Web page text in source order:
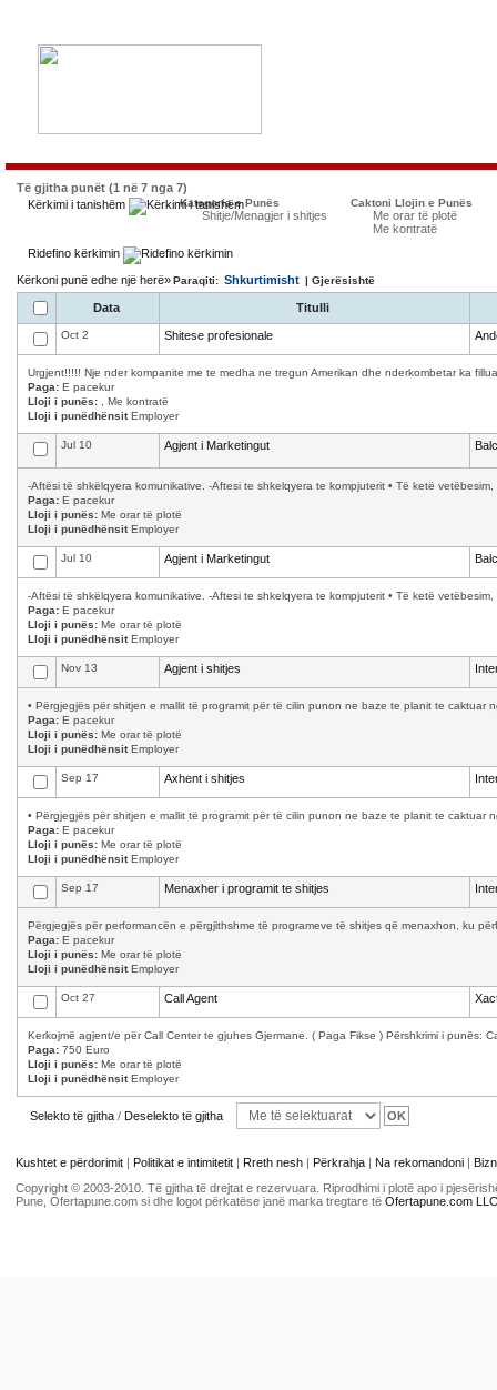
Të gjitha punët (1 në 7 nga 7)
Kërkimi i tanishëm
Kategoria e Punës
Shitje/Menagjer i shitjes
Caktoni Llojin e Punës
Me orar të plotë
Me kontratë
Ridefino kërkimin
Kërkoni punë edhe një herë»Paraqiti: Shkurtimisht | Gjerësishtë
Data Titulli
Oct 2 Shitese profesionale
Urgjent!!!!! Nje nder kompanite me te medha ne tregun Amerikan dhe nderkombetar ka
Paga: E pacekur
Lloji i punës: , Me kontratë
Lloji i punëdhënsitEmployer
Jul 10 Agjent i Marketingut
-Aftësi të shkëlqyera komunikative. -Aftesi te shkelqyera te kompjuterit • Të ketë
Paga: E pacekur
Lloji i punës: Me orar të plotë
Lloji i punëdhënsitEmployer
Jul 10 Agjent i Marketingut
-Aftësi të shkëlqyera komunikative. -Aftesi te shkelqyera te kompjuterit • Të ketë
Paga: E pacekur
Lloji i punës: Me orar të plotë
Lloji i punëdhënsitEmployer
Nov 13 Agjent i shitjes
• Përgjegjës për shitjen e mallit të programit për të cilin punon ne baze te planit te caktuar
Paga: E pacekur
Lloji i punës: Me orar të plotë
Lloji i punëdhënsitEmployer
Sep 17 Axhent i shitjes
• Përgjegjës për shitjen e mallit të programit për të cilin punon ne baze te planit te caktuar
Paga: E pacekur
Lloji i punës: Me orar të plotë
Lloji i punëdhënsitEmployer
Sep 17 Menaxher i programit te shitjes
Përgjegjës për performancën e përgjithshme të programeve të shitjes që menaxhon, ku
Paga: E pacekur
Lloji i punës: Me orar të plotë
Lloji i punëdhënsitEmployer
Oct 27 Call Agent
Kerkojmë agjent/e për Call Center te gjuhes Gjermane. ( Paga Fikse ) Përshkrimi i punës:
Paga: 750 Euro
Lloji i punës: Me orar të plotë
Lloji i punëdhënsitEmployer
Selekto të gjitha / Deselekto të gjitha
Kushtet e përdorimit | Politikat e intimitetit | Rreth nesh | Përkrahja | Na rekomandoni |
Copyright © 2003-2010. Të gjitha të drejtat e rezervuara. Riprodhimi i plotë apo i
Pune, Ofertapune.com si dhe logot përkatëse janë marka tregtare të Ofertapune.com LLC